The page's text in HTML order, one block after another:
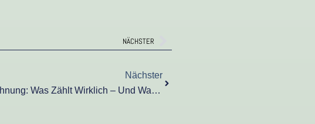
NÄCHSTERNächster
Nächster
Wohnflächenberechnung: Was Zählt Wirklich – Und Was Nicht?